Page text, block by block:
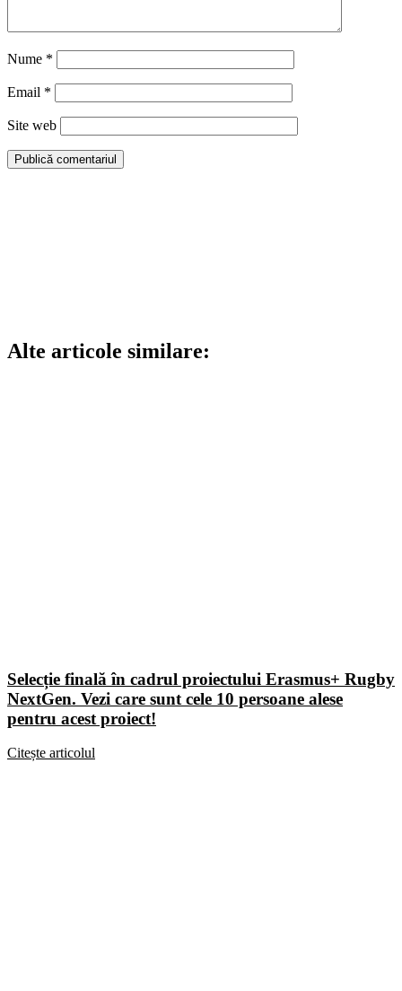
Nume *
Email *
Site web
Alte articole similare:
Selecție finală în cadrul proiectului Erasmus+ Rugby
NextGen. Vezi care sunt cele 10 persoane alese
pentru acest proiect!
Citește articolul